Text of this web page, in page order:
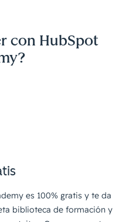
con HubSpot
es 100% gratis y te da
biblioteca de formación y